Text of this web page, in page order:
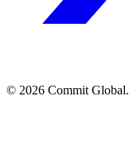
© 2026 Commit Global.